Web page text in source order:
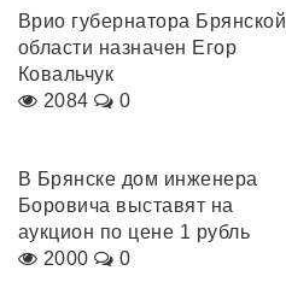
Врио губернатора Брянской
области назначен Егор
Ковальчук
2084
0
В Брянске дом инженера
Боровича выставят на
аукцион по цене 1 рубль
2000
0